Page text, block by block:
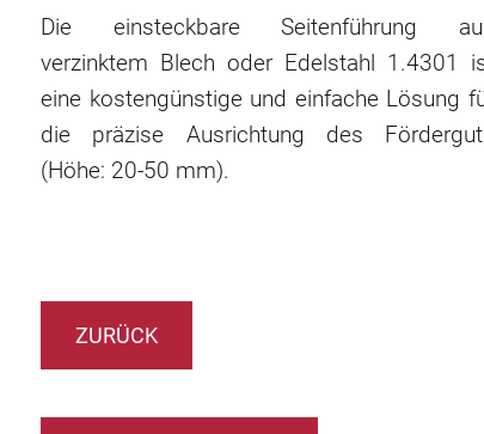
Die einsteckbare Seitenführung
verzinktem Blech oder Edelstahl 1.4301
eine kostengünstige und einfache Lösung
die präzise Ausrichtung des
(Höhe: 20-50 mm).
ZURÜCK